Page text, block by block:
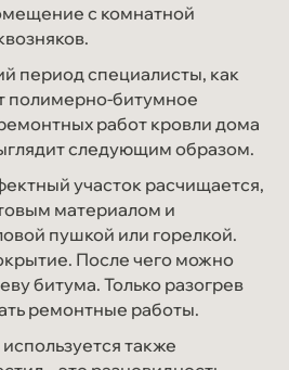
с комнатной
период специалисты, как
полимерно-битумное
работ кровли дома
следующим образом.
участок расчищается,
материалом и
пушкой или горелкой.
После чего можно
битума. Только разогрев
ремонтные работы.
также